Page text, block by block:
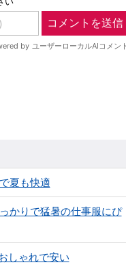
夏も快適
かりで猛暑の仕事服にぴ
しゃれで安い